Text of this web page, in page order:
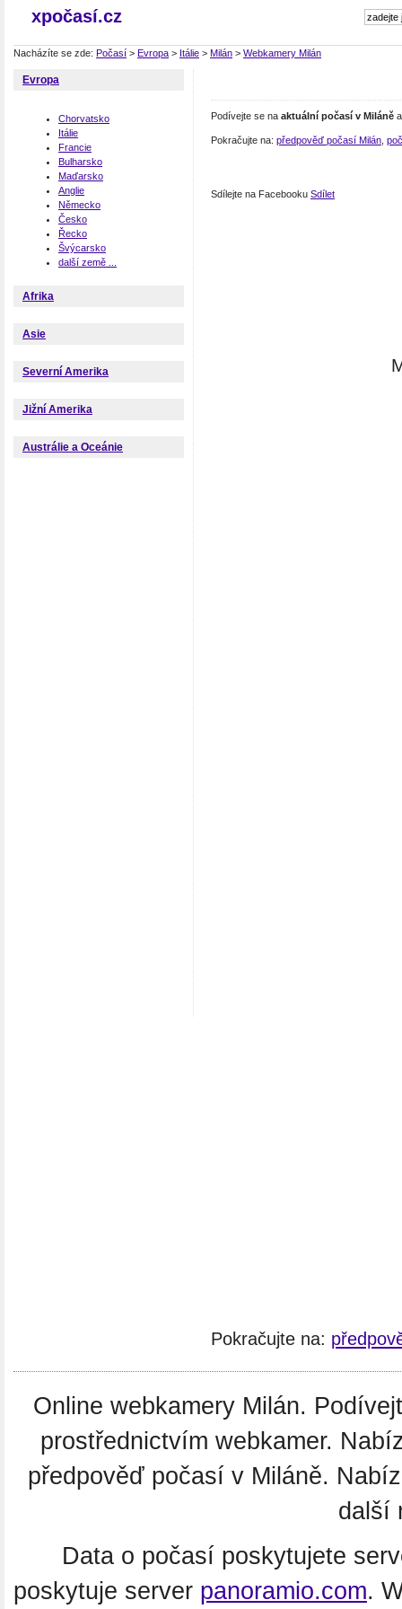
xpočasí.cz
Nacházíte se zde: Počasí > Evropa > Itálie > Milán > Webkamery Milán
Evropa
Chorvatsko
Itálie
Francie
Bulharsko
Maďarsko
Anglie
Německo
Česko
Řecko
Švýcarsko
další země ...
Afrika
Asie
Severní Amerika
Jižní Amerika
Austrálie a Oceánie
Podívejte se na aktuální počasí v Miláně
Pokračujte na: předpověď počasí Milán
Sdílejte na Facebooku Sdílet
Pokračujte na:
Online webkamery Milán.
prostřednictvím webkamer.
předpověď počasí v Miláně.
další
Data o počasí poskytujete
poskytuje server panoramio.com.